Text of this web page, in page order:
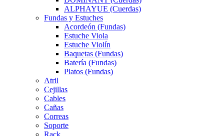
ALPHAYUE (Cuerdas)
Fundas y Estuches
Acordeón (Fundas)
Estuche Viola
Estuche Violín
Baquetas (Fundas)
Batería (Fundas)
Platos (Fundas)
Atril
Cejillas
Cables
Cañas
Correas
Soporte
Rack